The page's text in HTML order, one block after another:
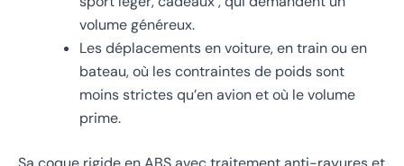
volume généreux.
Les déplacements en voiture, en train ou en
bateau, où les contraintes de poids sont
moins strictes qu’en avion et où le volume
prime.